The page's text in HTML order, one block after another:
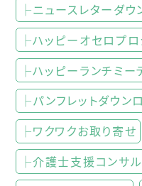
├ニュースレターダウ
├ハッピーオセロプロ
├ハッピーランチミー
├パンフレットダウン
├ワクワクお取り寄せ
├介護士支援コンサル